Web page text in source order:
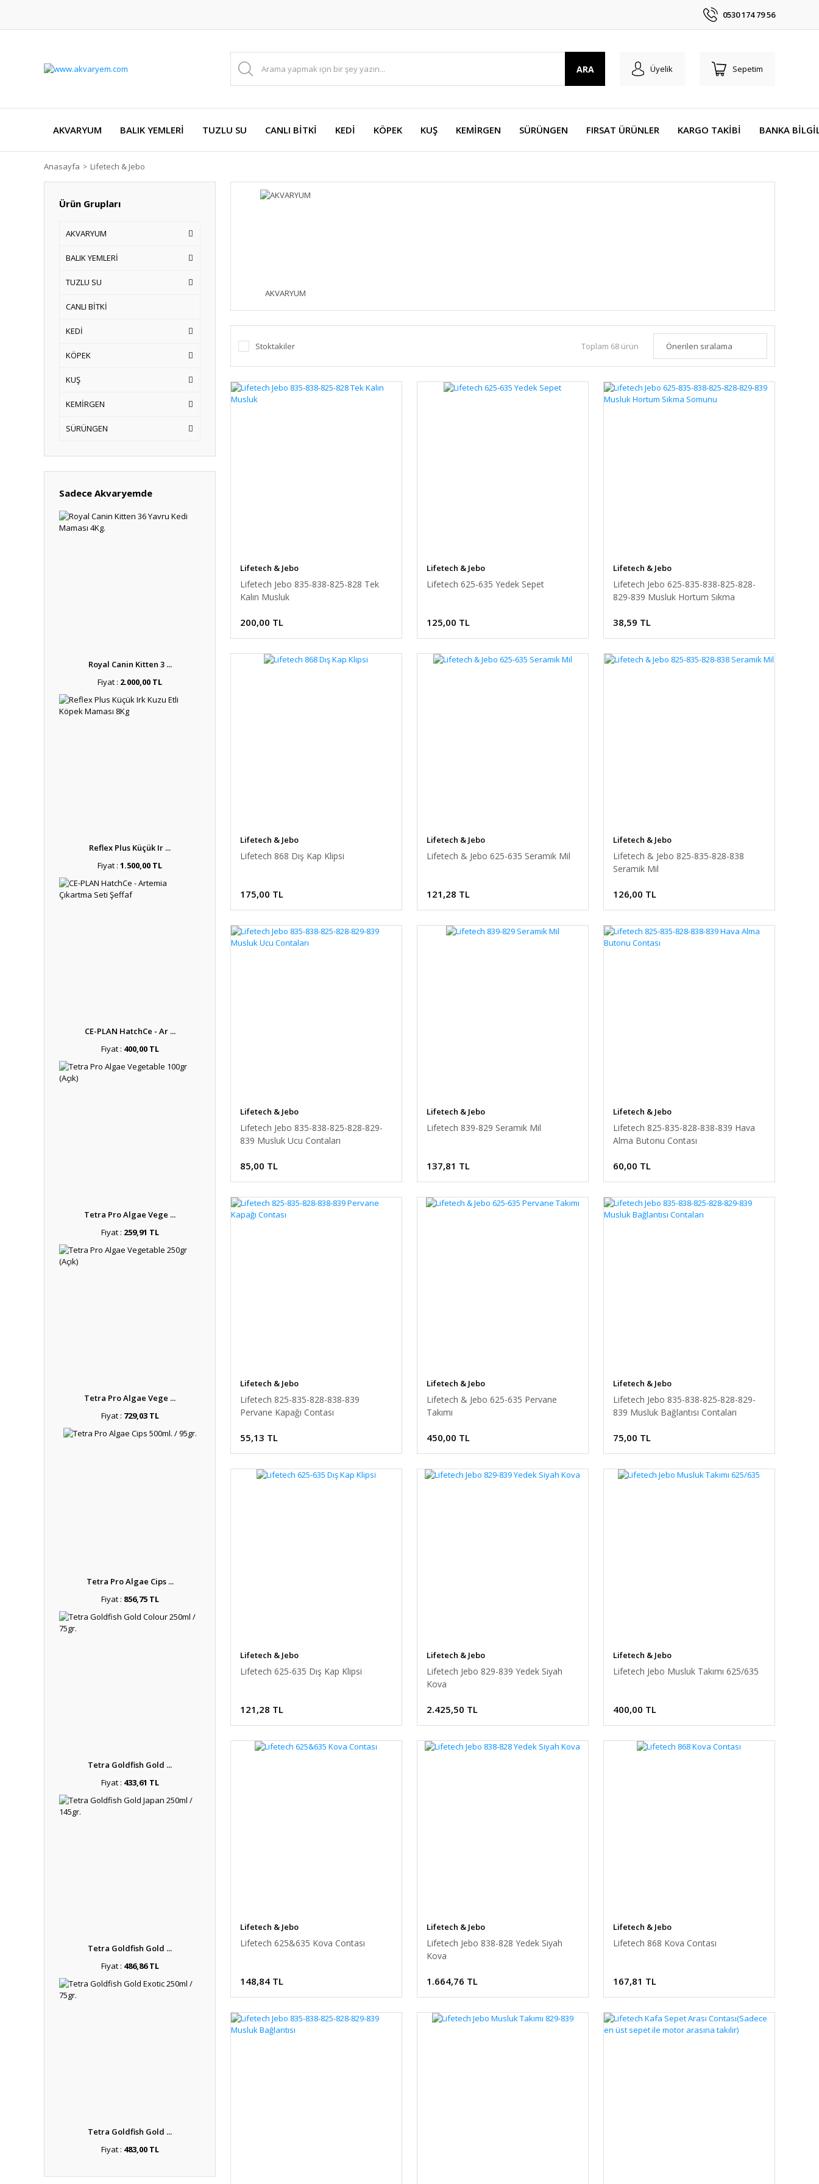
0530 174 79 56
ARA Üyelik Sepetim
AKVARYUM BALIK YEMLERİ TUZLU SU CANLI BİTKİ KEDİ KÖPEK KUŞ KEMİRGEN SÜRÜNGEN FIRSAT ÜRÜNLER KARGO TAKİBİ BANKA
Anasayfa Lifetech & Jebo
Ürün Grupları
AKVARYUM
BALIK YEMLERİ
TUZLU SU
CANLI BİTKİ
KEDİ
KÖPEK
KUŞ
KEMİRGEN
SÜRÜNGEN
Sadece Akvaryemde
Royal Canin Kitten 3 ...
Fiyat : 2.000,00 TL
Reflex Plus Küçük Ir ...
Fiyat : 1.500,00 TL
CE-PLAN HatchCe - Ar ...
Fiyat : 400,00 TL
Tetra Pro Algae Vege ...
Fiyat : 259,91 TL
Tetra Pro Algae Vege ...
Fiyat : 729,03 TL
Tetra Pro Algae Cips ...
Fiyat : 856,75 TL
Tetra Goldfish Gold ...
Fiyat : 433,61 TL
Tetra Goldfish Gold ...
Fiyat : 486,86 TL
Tetra Goldfish Gold ...
Fiyat : 483,00 TL
AKVARYUM
Stoktakiler Toplam 68 ürün
Lifetech & Jebo
Lifetech Jebo 835-838-825-828 Tek
Kalın Musluk
200,00 TL
Lifetech & Jebo
Lifetech 625-635 Yedek Sepet
125,00 TL
Lifetech & Jebo
Lifetech Jebo 625-835-838-825-828-
829-839 Musluk Hortum Sıkma
38,59 TL
Lifetech & Jebo
Lifetech 868 Dış Kap Klipsi
175,00 TL
Lifetech & Jebo
Lifetech & Jebo 625-635 Seramik Mil
121,28 TL
Lifetech & Jebo
Lifetech & Jebo 825-835-828-838
Seramik Mil
126,00 TL
Lifetech & Jebo
Lifetech Jebo 835-838-825-828-829-
839 Musluk Ucu Contaları
85,00 TL
Lifetech & Jebo
Lifetech 839-829 Seramik Mil
137,81 TL
Lifetech & Jebo
Lifetech 825-835-828-838-839 Hava
Alma Butonu Contası
60,00 TL
Lifetech & Jebo
Lifetech 825-835-828-838-839
Pervane Kapağı Contası
55,13 TL
Lifetech & Jebo
Lifetech & Jebo 625-635 Pervane
Takımı
450,00 TL
Lifetech & Jebo
Lifetech Jebo 835-838-825-828-829-
839 Musluk Bağlantısı Contaları
75,00 TL
Lifetech & Jebo
Lifetech 625-635 Dış Kap Klipsi
121,28 TL
Lifetech & Jebo
Lifetech Jebo 829-839 Yedek Siyah
Kova
2.425,50 TL
Lifetech & Jebo
Lifetech Jebo Musluk Takımı 625/635
400,00 TL
Lifetech & Jebo
Lifetech 625&635 Kova Contası
148,84 TL
Lifetech & Jebo
Lifetech Jebo 838-828 Yedek Siyah
Kova
1.664,76 TL
Lifetech & Jebo
Lifetech 868 Kova Contası
167,81 TL